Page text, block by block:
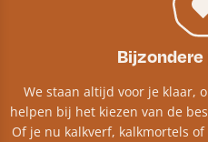
We staan altijd voor je klaar,
helpen bij het kiezen van de
Of je nu kalkverf, kalkmortels